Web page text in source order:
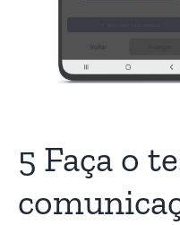
5 Faça o